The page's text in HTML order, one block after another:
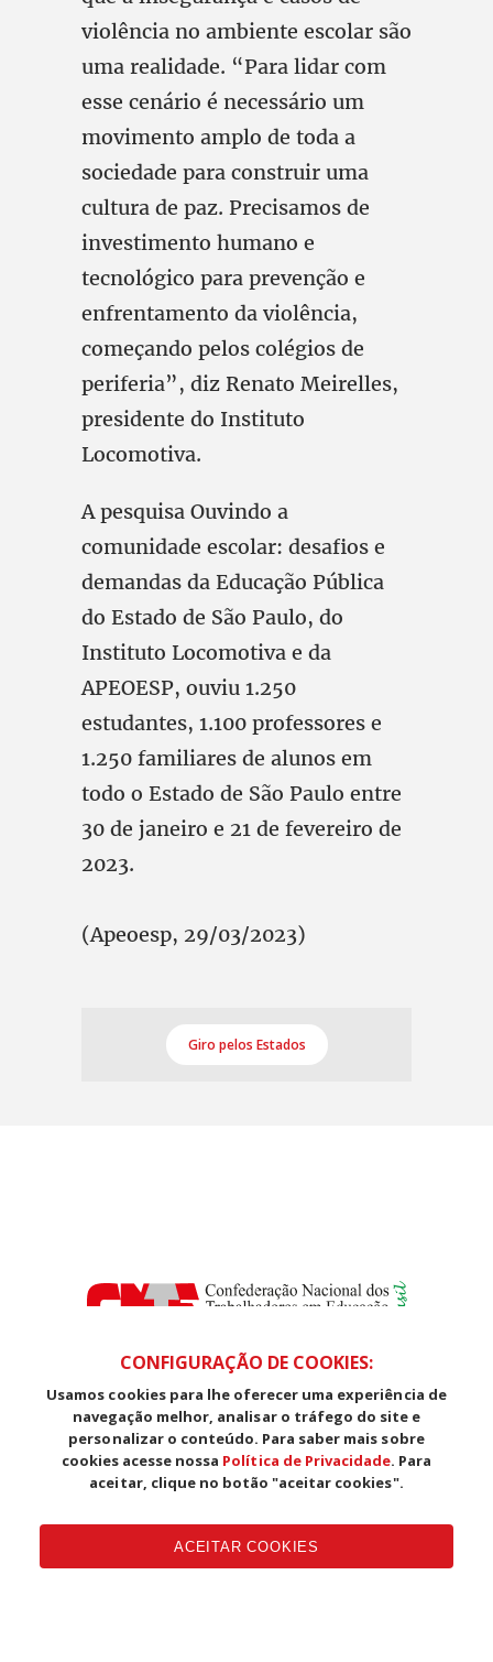
violência no ambiente escolar são
uma realidade. “Para lidar com
esse cenário é necessário um
movimento amplo de toda a
sociedade para construir uma
cultura de paz. Precisamos de
investimento humano e
tecnológico para prevenção e
enfrentamento da violência,
começando pelos colégios de
periferia”, diz Renato Meirelles,
presidente do Instituto
Locomotiva.
A pesquisa Ouvindo a
comunidade escolar: desafios e
demandas da Educação Pública
do Estado de São Paulo, do
Instituto Locomotiva e da
APEOESP, ouviu 1.250
estudantes, 1.100 professores e
1.250 familiares de alunos em
todo o Estado de São Paulo entre
30 de janeiro e 21 de fevereiro de
2023.
(Apeoesp, 29/03/2023)
Giro pelos Estados
SDS, Edifício Venâncio III, Salas 101/106
CEP: 70393-902 - Brasília - DF
Telefone (61) 3225-1003 - E-mail cnte@cnte.org.br
Trabalhadores(as) na Base
CONFIGURAÇÃO DE COOKIES:
Usamos cookies para lhe oferecer uma experiência de
navegação melhor, analisar o tráfego do site e
personalizar o conteúdo. Para saber mais sobre
cookies acesse nossa Política de Privacidade. Para
aceitar, clique no botão "aceitar cookies".
ACEITAR COOKIES